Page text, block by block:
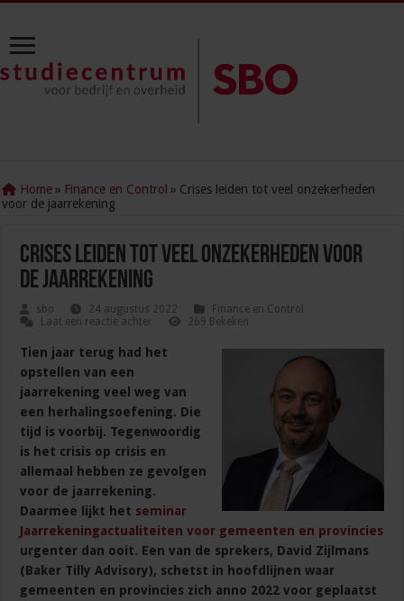
Home » Finance en Control » Crises leiden tot veel onzekerheden
voor de jaarrekening
Crises leiden tot veel onzekerheden voor
de jaarrekening
sbo 24 augustus 2022
Finance en Control
Laat een reactie achter
269 Bekeken
Tien jaar terug had het
opstellen van een
jaarrekening veel weg van
een herhalingsoefening. Die
tijd is voorbij. Tegenwoordig
is het crisis op crisis en
allemaal hebben ze gevolgen
voor de jaarrekening.
Daarmee lijkt het seminar
Jaarrekeningactualiteiten voor gemeenten en provincies
urgenter dan ooit. Een van de sprekers, David Zijlmans
(Baker Tilly Advisory), schetst in hoofdlijnen waar
gemeenten en provincies zich anno 2022 voor geplaatst